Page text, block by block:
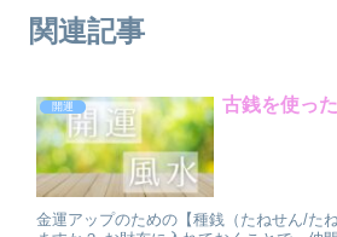
関連記事
開運 古銭を使っ
金運アップのための【種銭（たねせん/た